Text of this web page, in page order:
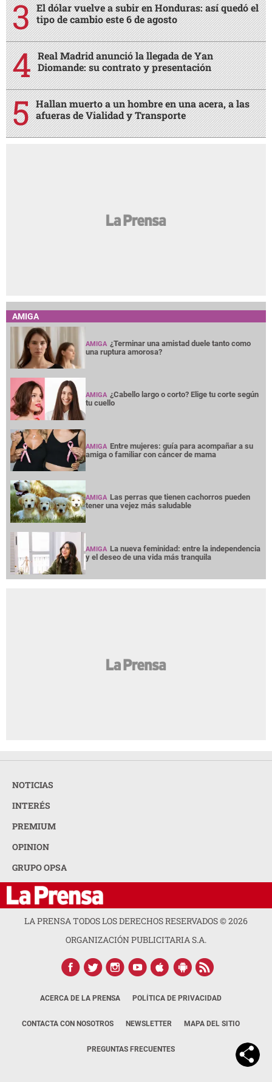
El dólar vuelve a subir en Honduras: así quedó el
tipo de cambio este 6 de agosto
Real Madrid anunció la llegada de Yan
Diomande: su contrato y presentación
Hallan muerto a un hombre en una acera, a las
afueras de Vialidad y Transporte
AMIGA
AMIGA ¿Terminar una amistad duele tanto como
una ruptura amorosa?
AMIGA ¿Cabello largo o corto? Elige tu corte según
tu cuello
AMIGA Entre mujeres: guía para acompañar a su
amiga o familiar con cáncer de mama
AMIGA Las perras que tienen cachorros pueden
tener una vejez más saludable
AMIGA La nueva feminidad: entre la independencia
y el deseo de una vida más tranquila
NOTICIAS
INTERÉS
PREMIUM
OPINION
GRUPO OPSA
LA PRENSA TODOS LOS DERECHOS RESERVADOS ©2026
ORGANIZACIÓN PUBLICITARIA S.A.
ACERCA DE LA PRENSA POLÍTICA DE PRIVACIDAD
CONTACTA CON NOSOTROS NEWSLETTER MAPA DEL SITIO
PREGUNTAS FRECUENTES